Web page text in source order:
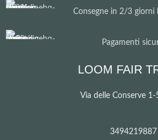
Consegne in 2/3 giorni
Pagamenti
LOOM FAIR
Via delle Conserve 1-
3494219887